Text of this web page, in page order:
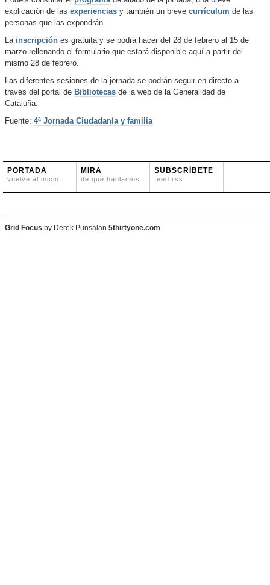
explicación de las experiencias y también un breve currículum de las
personas que las expondrán.
La inscripción es gratuita y se podrá hacer del 28 de febrero al 15 de
marzo rellenando el formulario que estará disponible aquí a partir del
mismo 28 de febrero.
Las diferentes sesiones de la jornada se podrán seguir en directo a
través del portal de Bibliotecas de la web de la Generalidad de
Cataluña.
Fuente: 4ª Jornada Ciudadanía y familia
PORTADA
vuelve al inicio
MIRA
de qué hablamos
SUBSCRÍBETE
feed rss
Grid Focus by Derek Punsalan 5thirtyone.com.